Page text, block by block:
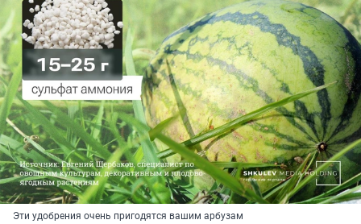
Эти удобрения очень пригодятся вашим арбузам